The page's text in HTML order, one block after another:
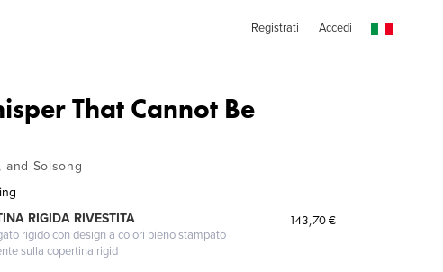
Registrati Accedi
That Cannot Be
and Solsong
RIGIDA RIVESTITA
rigido con design a colori pieno stampato
sulla copertina rigid
143,70 €